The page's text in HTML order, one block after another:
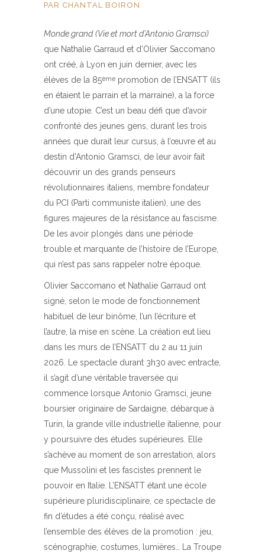
PAR CHANTAL BOIRON
Monde grand (Vie et mort d’Antonio Gramsci)
que Nathalie Garraud et d’Olivier Saccomano
ont créé, à Lyon en juin dernier, avec les
élèves de la 85ème promotion de l’ENSATT (ils
en étaient le parrain et la marraine), a la force
d’une utopie. C’est un beau défi que d’avoir
confronté des jeunes gens, durant les trois
années que durait leur cursus, à l’œuvre et au
destin d’Antonio Gramsci, de leur avoir fait
découvrir un des grands penseurs
révolutionnaires italiens, membre fondateur
du PCI (Parti communiste italien), une des
figures majeures de la résistance au fascisme.
De les avoir plongés dans une période
trouble et marquante de l’histoire de l’Europe,
qui n’est pas sans rappeler notre époque.
Olivier Saccomano et Nathalie Garraud ont
signé, selon le mode de fonctionnement
habituel de leur binôme, l’un l’écriture et
l’autre, la mise en scène. La création eut lieu
dans les murs de l’ENSATT du 2 au 11 juin
2026. Le spectacle durant 3h30 avec entracte,
il s’agit d’une véritable traversée qui
commence lorsque Antonio Gramsci, jeune
boursier originaire de Sardaigne, débarque à
Turin, la grande ville industrielle italienne, pour
y poursuivre des études supérieures. Elle
s’achève au moment de son arrestation, alors
que Mussolini et les fascistes prennent le
pouvoir en Italie. L’ENSATT étant une école
supérieure pluridisciplinaire, ce spectacle de
fin d’études a été conçu, réalisé avec
l’ensemble des élèves de la promotion : jeu,
scénographie, costumes, lumières… La Troupe